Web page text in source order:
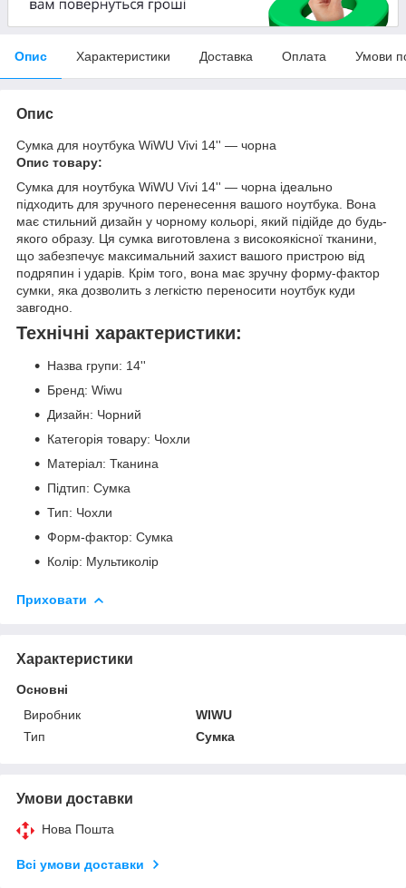
Опис Характеристики Доставка Оплата Умови
Опис
Сумка для ноутбука WiWU Vivi 14'' — чорна
Опис товару:
Сумка для ноутбука WiWU Vivi 14'' — чорна ідеально
підходить для зручного перенесення вашого ноутбука. Вона
має стильний дизайн у чорному кольорі, який підійде до будь-
якого образу. Ця сумка виготовлена з високоякісної тканини,
що забезпечує максимальний захист вашого пристрою від
подряпин і ударів. Крім того, вона має зручну форму-фактор
сумки, яка дозволить з легкістю переносити ноутбук куди
завгодно.
Технічні характеристики:
Назва групи: 14''
Бренд: Wiwu
Дизайн: Чорний
Категорія товару: Чохли
Матеріал: Тканина
Підтип: Сумка
Тип: Чохли
Форм-фактор: Сумка
Колір: Мультиколір
Приховати
Характеристики
Основні
Виробник
WIWU
Тип
Сумка
Умови доставки
Нова Пошта
Всі умови доставки